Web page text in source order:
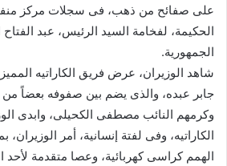
على صفائح من ذهب، فى سجلات مركز
الحكيمة، لفخامة السيد الرئيس، عبد
الجمهورية.
شاهد الوزيران، عرض فريق الكاراتيه
جابر عبده، والذى يضم بين صفوفه بعضاً
وكرمهم النائب مصطفى الكحيلى، وابدى
الكاراتيه، وفى لفتة إنسانية، أمر
الهمم كراسى كهربائية، وعصا متقدمة لأحد